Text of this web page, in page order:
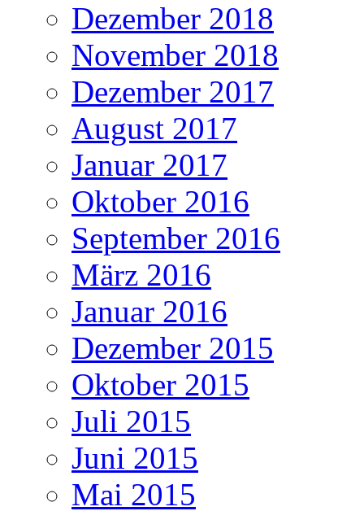
Dezember 2018
November 2018
Dezember 2017
August 2017
Januar 2017
Oktober 2016
September 2016
März 2016
Januar 2016
Dezember 2015
Oktober 2015
Juli 2015
Juni 2015
Mai 2015